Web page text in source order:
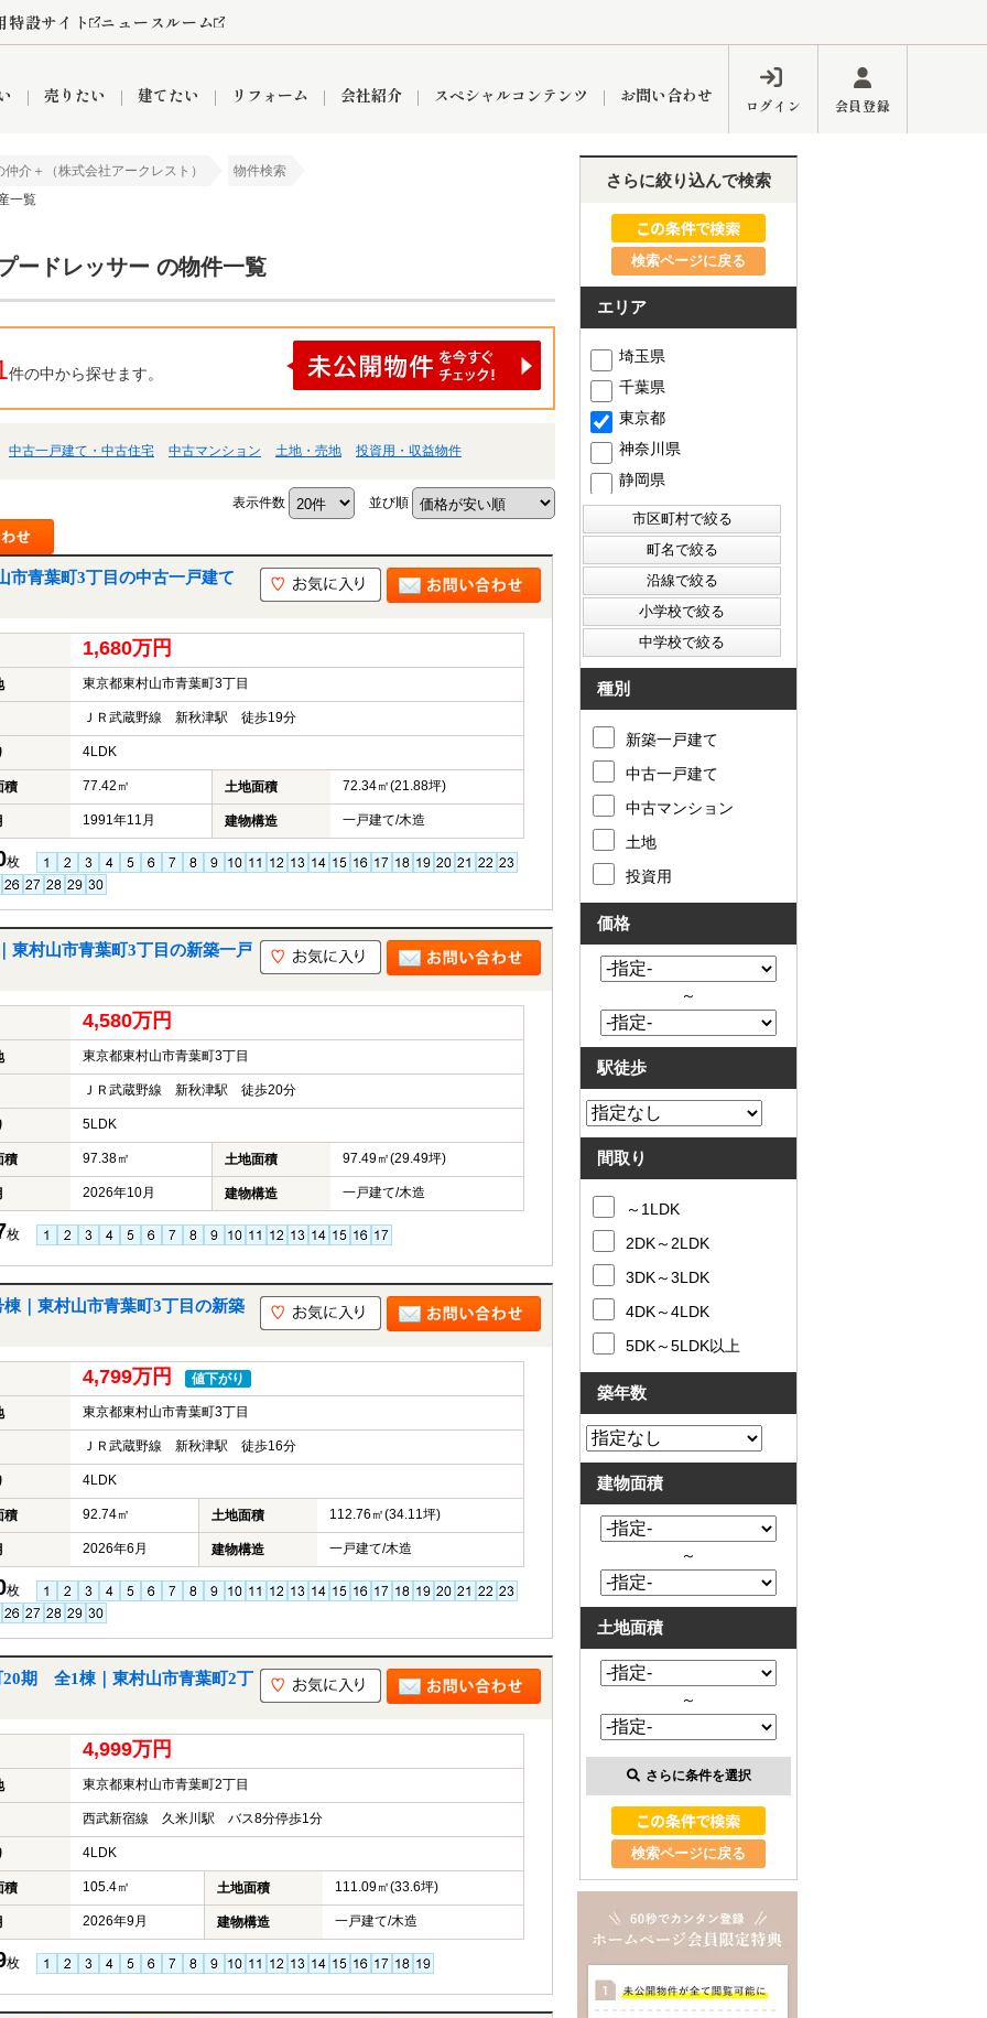
特設サイト ニュースルーム
市 ふじみ野市 富士見市 志木市 新座市 朝霞市 西東京市 東村山市 東大和市
売りたい
練馬区
建てたい リフォーム 会社紹介
インフォメーション ブログ
秋津営業所 東久留米営業所
スペシャルコンテンツ お問い合わせ ログイン 会員登録
介＋（株式会社アークレスト）
物件検索
一覧
ードレッサー の物件一覧
件の中から探せます。
中古一戸建て・中古住宅 中古マンション 土地・売地 投資用・収益物件
表示件数 並び順
青葉町3丁目の中古一戸建て
1,680万円
東京都東村山市青葉町3丁目
ＪＲ武蔵野線 新秋津駅 徒歩19分
4LDK
積 77.42㎡ 土地面積 72.34㎡(21.88坪)
1991年11月 建物構造 一戸建て/木造
枚
村山市青葉町3丁目の新築一戸
4,580万円
東京都東村山市青葉町3丁目
ＪＲ武蔵野線 新秋津駅 徒歩20分
5LDK
積 97.38㎡ 土地面積 97.49㎡(29.49坪)
2026年10月 建物構造 一戸建て/木造
枚
｜東村山市青葉町3丁目の新築
4,799万円 値下がり
東京都東村山市青葉町3丁目
ＪＲ武蔵野線 新秋津駅 徒歩16分
4LDK
積 92.74㎡ 土地面積 112.76㎡(34.11坪)
2026年6月 建物構造 一戸建て/木造
枚
期 全1棟｜東村山市青葉町2丁
4,999万円
東京都東村山市青葉町2丁目
西武新宿線 久米川駅 バス8分停歩1分
4LDK
積 105.4㎡ 土地面積 111.09㎡(33.6坪)
2026年9月 建物構造 一戸建て/木造
枚
さらに絞り込んで検索
検索ページに戻る
エリア
埼玉県
千葉県
東京都
神奈川県
静岡県
種別
新築一戸建て
中古一戸建て
中古マンション
土地
投資用
価格
～
駅徒歩
間取り
～1LDK
2DK～2LDK
3DK～3LDK
4DK～4LDK
5DK～5LDK以上
築年数
建物面積
～
土地面積
～
さらに条件を選択
検索ページに戻る